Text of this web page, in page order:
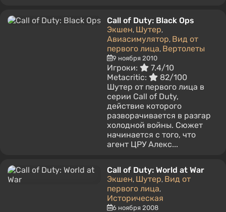
Call of Duty: Black Ops
Экшен, Шутер,
Авиасимулятор, Вид от
первого лица, Вертолеты
9 ноября 2010
Игроки:
7.4/10
Metacritic:
82/100
Шутер от первого лица в
серии Call of Duty,
действие которого
разворачивается в разгар
холодной войны. Сюжет
начинается с того, что
агент ЦРУ Алекс...
Call of Duty: World at War
Экшен, Шутер, Вид от
первого лица,
Историческая
6 ноября 2008